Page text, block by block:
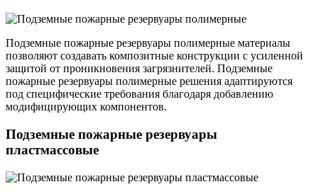
Подземные пожарные резервуары полимерные материалы
позволяют создавать композитные конструкции с усиленной
защитой от проникновения загрязнителей. Подземные
пожарные резервуары полимерные решения адаптируются
под специфические требования благодаря добавлению
модифицирующих компонентов.
Подземные пожарные резервуары
пластмассовые